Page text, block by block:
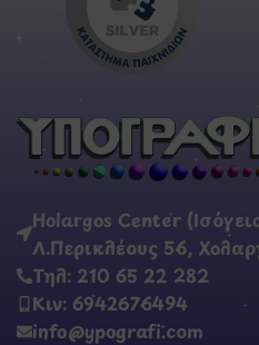
Holargos Center
Λ.Περικλέους 56,
Τηλ: 210 65 22 282
Κιν: 6942676494
info@ypografi.com